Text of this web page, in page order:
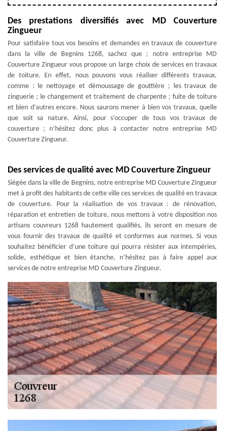
Des prestations diversifiés avec MD Couverture
Zingueur
Pour satisfaire tous vos besoins et demandes en travaux de couverture
dans la ville de Begnins 1268, sachez que ; notre entreprise MD
Couverture Zingueur vous propose un large choix de services en travaux
de toiture. En effet, nous pouvons vous réaliser différents travaux,
comme : le nettoyage et démoussage de gouttière ; les travaux de
zinguerie ; le changement et traitement de charpente ; fuite de toiture
et bien d’autres encore. Nous saurons mener à bien vos travaux, quelle
que soit sa nature. Ainsi, pour s’occuper de tous vos travaux de
couverture ; n’hésitez donc plus à contacter notre entreprise MD
Couverture Zingueur.
Des services de qualité avec MD Couverture Zingueur
Siégée dans la ville de Begnins, notre entreprise MD Couverture Zingueur
met à profit des habitants de cette ville ces services de qualité en travaux
de couverture. Pour la réalisation de vos travaux : de rénovation,
réparation et entretien de toiture, nous mettons à votre disposition nos
artisans couvreurs 1268 hautement qualifiés, ils seront en mesure de
vous fournir des travaux de qualité et conformes aux normes. Si vous
souhaitez bénéficier d’une toiture qui pourra résister aux intempéries,
solide, esthétique et bien étanche, n’hésitez pas à faire appel aux
services de notre entreprise MD Couverture Zingueur.